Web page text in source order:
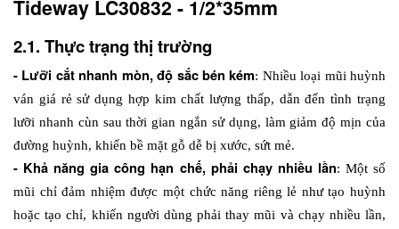
Tideway LC30832 - 1/2*35mm
2.1. Thực trạng thị trường
- Lưỡi cắt nhanh mòn, độ sắc bén kém: Nhiều loại mũi huỳnh
ván giá rẻ sử dụng hợp kim chất lượng thấp, dẫn đến tình trạng
lưỡi nhanh cùn sau thời gian ngắn sử dụng, làm giảm độ mịn của
đường huỳnh, khiến bề mặt gỗ dễ bị xước, sứt mẻ.
- Khả năng gia công hạn chế, phải chạy nhiều lần: Một số
mũi chỉ đảm nhiệm được một chức năng riêng lẻ như tạo huỳnh
hoặc tạo chỉ, khiến người dùng phải thay mũi và chạy nhiều lần,